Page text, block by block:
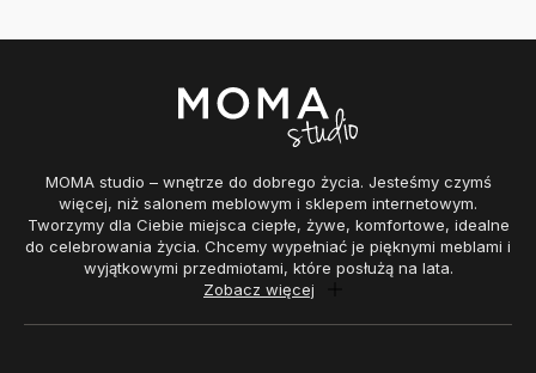
MOMA studio – wnętrze do dobrego życia. Jesteśmy czymś
więcej, niż salonem meblowym i sklepem internetowym.
Tworzymy dla Ciebie miejsca ciepłe, żywe, komfortowe, idealne
do celebrowania życia. Chcemy wypełniać je pięknymi meblami i
wyjątkowymi przedmiotami, które posłużą na lata.
Zobacz więcej